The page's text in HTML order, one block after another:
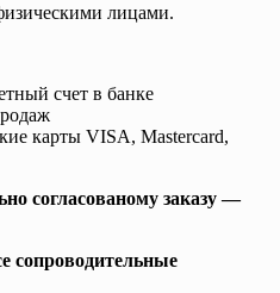
лицами.
счет в банке
карты VISA, Mastercard,
согласованому заказу —
сопроводительные